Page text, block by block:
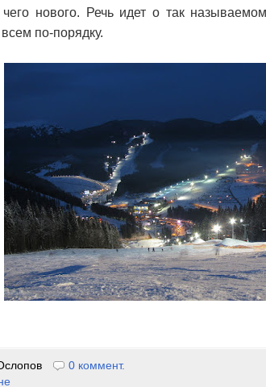
нового. Речь идет о так
по-порядку.
0 коммент.